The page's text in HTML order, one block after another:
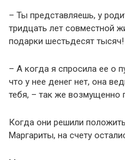
– Ты представляешь, у
тридцать лет совместной
подарки шестьдесят тысяч!
– А когда я спросила ее о
что у нее денег нет, она
тебя, – так же возмущенно
Когда они решили
Маргариты, на счету